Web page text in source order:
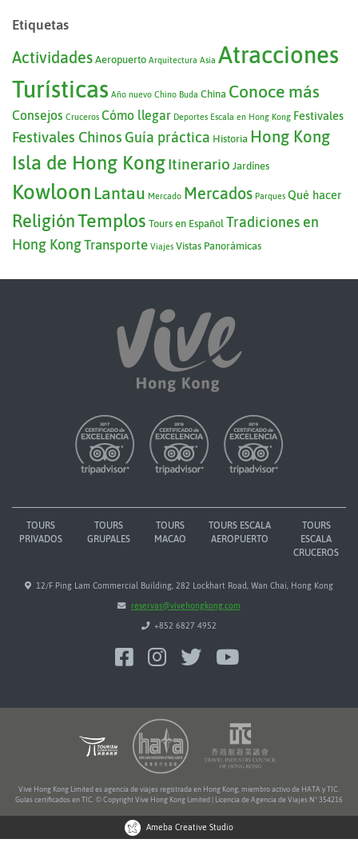
Etiquetas
Actividades Aeropuerto Arquitectura Asia Atracciones
Turísticas Año nuevo Chino Buda China Conoce más
Consejos Cruceros Cómo llegar Deportes Escala en Hong Kong Festivales
Festivales Chinos Guía práctica Historia Hong Kong
Isla de Hong KongItinerario Jardínes
Kowloon Lantau Mercado Mercados Parques Qué hacer
ReligiónTemplos Tours en Español Tradiciones en
Hong KongTransporte Viajes Vistas Panorámicas
TOURS
PRIVADOS
TOURS
GRUPALES
TOURS
MACAO
TOURS ESCALA
AEROPUERTO
TOURS
ESCALA
CRUCEROS
12/F Ping Lam Commercial Building, 282 Lockhart Road, Wan Chai, Hong Kong
reservas@vivehongkong.com
+852 6827 4952
Vive Hong Kong Limited es agencia de viajes registrada en Hong Kong, miembro activo de HATA y TIC.
Guías certificados en TIC. © Copyright Vive Hong Kong Limited | Licencia de Agencia de Viajes Nº 354216
Ameba Creative Studio